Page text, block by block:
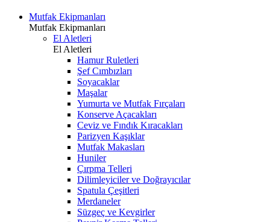
Mutfak Ekipmanları
Mutfak Ekipmanları
El Aletleri
El Aletleri
Hamur Ruletleri
Şef Cımbızları
Soyacaklar
Maşalar
Yumurta ve Mutfak Fırçaları
Konserve Açacakları
Ceviz ve Fındık Kıracakları
Parizyen Kaşıklar
Mutfak Makasları
Huniler
Çırpma Telleri
Dilimleyiciler ve Doğrayıcılar
Spatula Çeşitleri
Merdaneler
Süzgeç ve Kevgirler